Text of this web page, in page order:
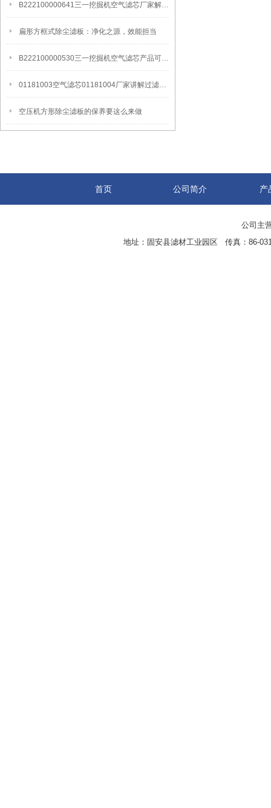
B222100000641三一挖掘机空气滤芯厂家解析过滤作用
扁形方框式除尘滤板：净化之源，效能担当
B222100000530三一挖掘机空气滤芯产品可以自己更换吗？
01181003空气滤芯01181004厂家讲解过滤作用
空压机方形除尘滤板的保养要这么来做
首页 公司简介 产
公司主
地址：固安县滤材工业园区 传真：86-